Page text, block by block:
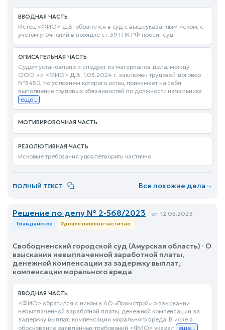
ВВОДНАЯ ЧАСТЬ
Истец <ФИО> Д.В. обратился в суд с вышеуказанным иском, с
учетом уточнений в порядке ст. 39 ГПК РФ просит суд
ОПИСАТЕЛЬНАЯ ЧАСТЬ
Судом установлено и следует из материалов дела, между
ООО » и <ФИО> Д.В. 1.03.2024 г. заключен трудовой договор
№3450, по условиям которого истец принимает на себя
выполнение трудовых обязанностей по должности начальника
еще...
МОТИВИРОВОЧНАЯ ЧАСТЬ
РЕЗОЛЮТИВНАЯ ЧАСТЬ
Исковые требования удовлетворить частично
ПОЛНЫЙ ТЕКСТ Все похожие дела→
Решение по делу № 2-568/2023 от 12.05.2023
Гражданское Удовлетворено частично
Свободненский городской суд (Амурская область) · О
взыскании невыплаченной заработной платы,
денежной компенсации за задержку выплат,
компенсации морального вреда
ВВОДНАЯ ЧАСТЬ
<ФИО> обратился с иском к АО «Промстрой» о взыскании
невыплаченной заработной платы, денежной компенсации за
задержку выплат, компенсации морального вреда. В иске в
обоснование заявленных требований <ФИО> указал еще...